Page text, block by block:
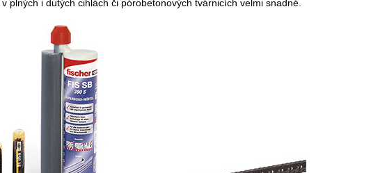
plných i dutých cihlách či pórobetonových tvárnicích velmi snadné.